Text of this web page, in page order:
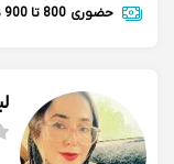
حضوری 800 تا 900 هزارتومان